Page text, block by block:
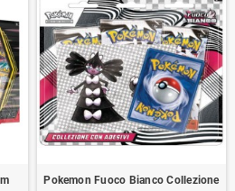
Pokemon Fuoco Bianco Collezione